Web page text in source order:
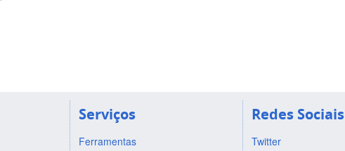
Serviços
Ferramentas
Redes Sociais
Twitter